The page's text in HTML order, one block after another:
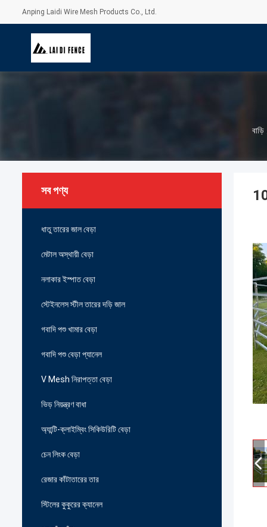
Anping Laidi Wire Mesh Products Co., Ltd.
বাড়ি
সব পণ্য
ধাতু তারের জাল বেড়া
মেটাল অস্থায়ী বেড়া
নলাকার ইস্পাত বেড়া
স্টেইনলেস স্টীল তারের দড়ি জাল
গবাদি পশু খামার বেড়া
গবাদি পশু বেড়া প্যানেল
V Mesh নিরাপত্তা বেড়া
ভিড় নিয়ন্ত্রণ বাধা
অ্যান্টি-ক্লাইম্বিং সিকিউরিটি বেড়া
চেন লিংক বেড়া
রেজার কাঁটাতারের তার
স্টিলের কুকুরের ক্যানেল